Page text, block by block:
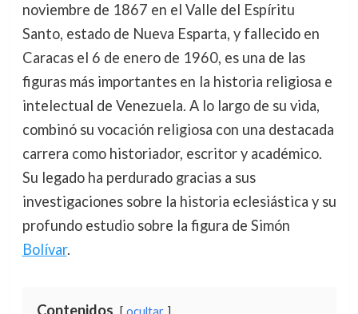
noviembre de 1867 en el Valle del Espíritu
Santo, estado de Nueva Esparta, y fallecido en
Caracas el 6 de enero de 1960, es una de las
figuras más importantes en la historia religiosa e
intelectual de Venezuela. A lo largo de su vida,
combinó su vocación religiosa con una destacada
carrera como historiador, escritor y académico.
Su legado ha perdurado gracias a sus
investigaciones sobre la historia eclesiástica y su
profundo estudio sobre la figura de Simón
Bolívar.
Contenidos ocultar